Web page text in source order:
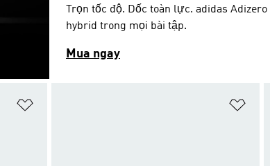
Trọn tốc độ. Dốc toàn lực. adidas
hybrid trong mọi bài tập.
Mua ngay